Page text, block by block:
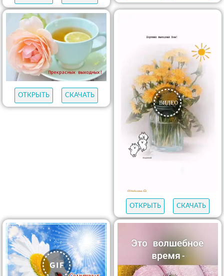
ОТКРЫТЬ СКАЧАТЬ
ОТКРЫТЬ СКАЧАТЬ